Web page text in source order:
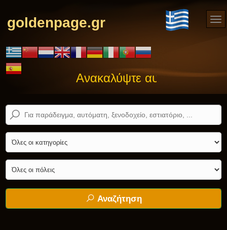
goldenpage.gr
Ανακαλύψτε αυτό που
Αναζήτηση